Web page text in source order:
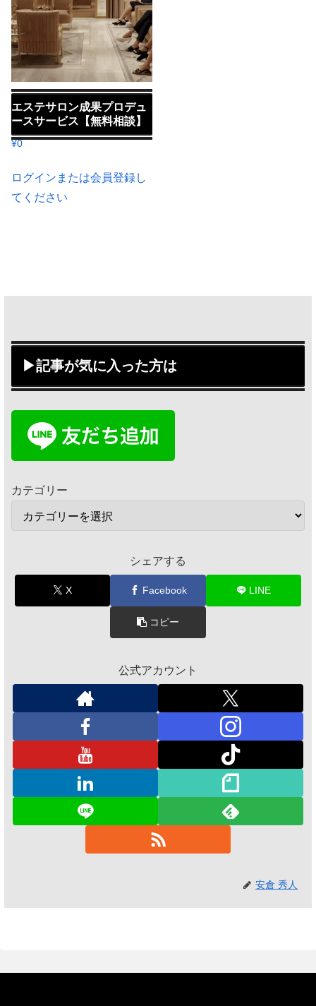
エステサロン成果プロデュ
ースサービス【無料相談】
¥0
ログインまたは会員登録し
てください
▶記事が気に入った方は
カテゴリー
シェアする
X Facebook LINE
コピー
公式アカウント
安倉 秀人